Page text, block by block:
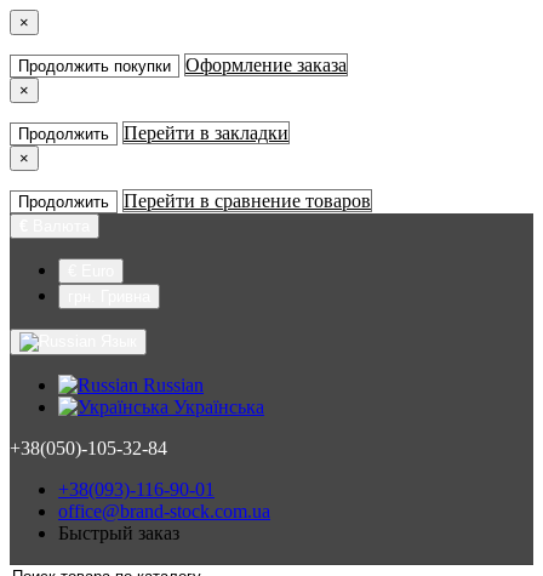
×
Продолжить покупки Оформление заказа
×
Продолжить Перейти в закладки
×
Продолжить Перейти в сравнение товаров
Russian
Українська
+38(050)-105-32-84
+38(093)-116-90-01
office@brand-stock.com.ua
Быстрый заказ